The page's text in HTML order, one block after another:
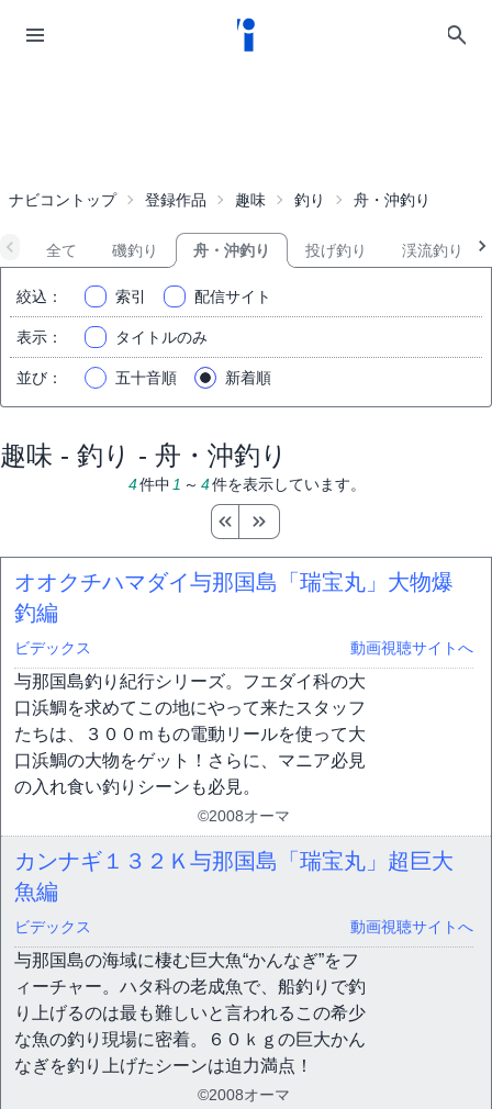
ナビコントップ 登録作品 趣味 釣り 舟・沖釣り
全て 磯釣り 舟・沖釣り 投げ釣り 渓流釣り
絞込 ： 索引 配信サイト
表示 ： タイトルのみ
並び ： 五十音順 新着順
趣味 - 釣り - 舟・沖釣り
4件中 1 ～ 4件を表示しています。
オオクチハマダイ与那国島「瑞宝丸」大物爆
釣編
ビデックス 動画視聴サイトへ
与那国島釣り紀行シリーズ。フエダイ科の大
口浜鯛を求めてこの地にやって来たスタッフ
たちは、３００ｍもの電動リールを使って大
口浜鯛の大物をゲット！さらに、マニア必見
の入れ食い釣りシーンも必見。
©2008オーマ
カンナギ１３２Ｋ与那国島「瑞宝丸」超巨大
魚編
ビデックス 動画視聴サイトへ
与那国島の海域に棲む巨大魚“かんなぎ”をフ
ィーチャー。ハタ科の老成魚で、船釣りで釣
り上げるのは最も難しいと言われるこの希少
な魚の釣り現場に密着。６０ｋｇの巨大かん
なぎを釣り上げたシーンは迫力満点！
©2008オーマ